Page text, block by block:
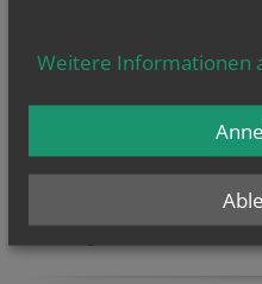
Erste Bank IBAN:
BIC: GIBAATWW
(Bei Überweisungen bitte
– z. B. Spende, Spende Pfarr-
Weitere Informationen